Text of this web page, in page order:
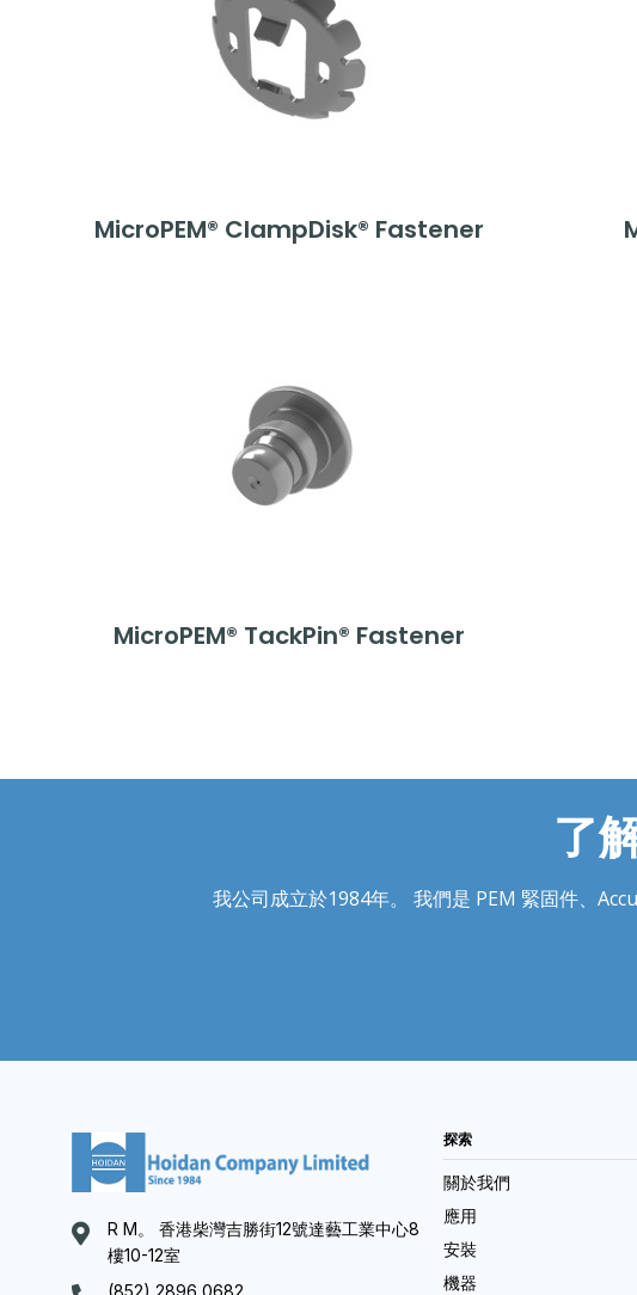
MicroPEM® ClampDisk® Fastener
MicroPEM® TackPin® Fastener
了
我公司成立於1984年。 我們是 PEM 緊固件、
R M。 香港柴灣吉勝街12號達藝工業中心8
樓10-12室
(852) 2896 0682
探索
關於我們
應用
安裝
機器